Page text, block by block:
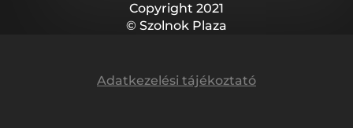
Copyright 2021
© Szolnok Plaza
Adatkezelési tájékoztató